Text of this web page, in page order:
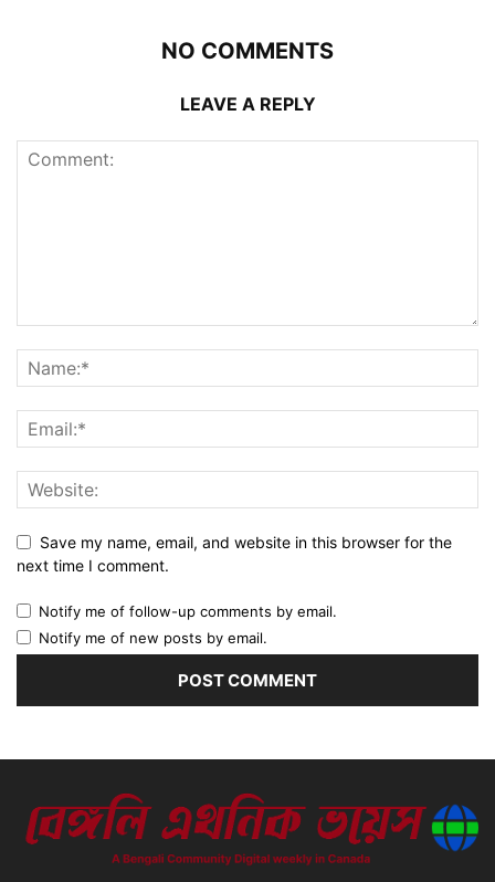
NO COMMENTS
LEAVE A REPLY
Save my name, email, and website in this browser for the
next time I comment.
Notify me of follow-up comments by email.
Notify me of new posts by email.